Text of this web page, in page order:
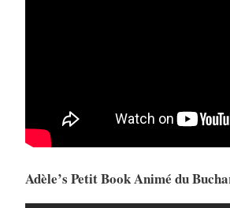
Adèle’s Petit Book Animé du